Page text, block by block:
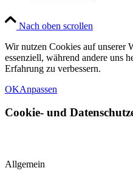
Nach oben scrollen
Wir nutzen Cookies auf unserer
essenziell, während andere uns
Erfahrung zu verbessern.
OKAnpassen
Cookie- und
Allgemein